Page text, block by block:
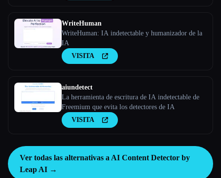
WriteHuman
WriteHuman: IA indetectable y humanizador de la
IA
VISITA
aiundetect
La herramienta de escritura de IA indetectable de
Freemium que evita los detectores de IA
VISITA
Ver todas las alternativas a AI Content Detector by
Leap AI →